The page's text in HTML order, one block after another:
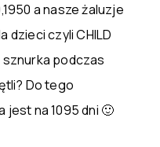
a nasze żaluzje
dzieci czyli CHILD
sznurka podczas
Do tego
na 1095 dni 🙂